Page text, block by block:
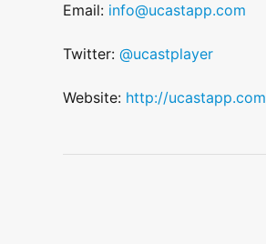
Email: info@ucastapp.com
Twitter: @ucastplayer
Website: http://ucastapp.com